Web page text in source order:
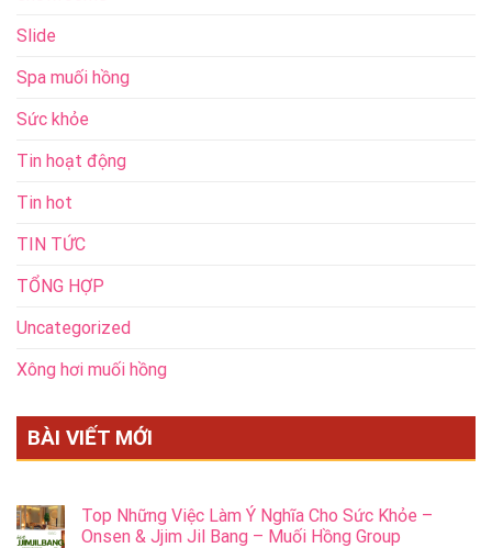
Slide
Spa muối hồng
Sức khỏe
Tin hoạt động
Tin hot
TIN TỨC
TỔNG HỢP
Uncategorized
Xông hơi muối hồng
BÀI VIẾT MỚI
Top Những Việc Làm Ý Nghĩa Cho Sức Khỏe –
Onsen & Jjim Jil Bang – Muối Hồng Group